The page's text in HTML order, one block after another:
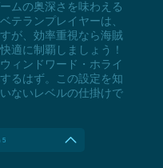
ムの奥深さを味わえる
テランプレイヤーは、
が、効率重視なら海賊
適に制覇しましょう！
ィンドワード・ホライ
るはず。この設定を知
ないレベルの仕掛けで
5